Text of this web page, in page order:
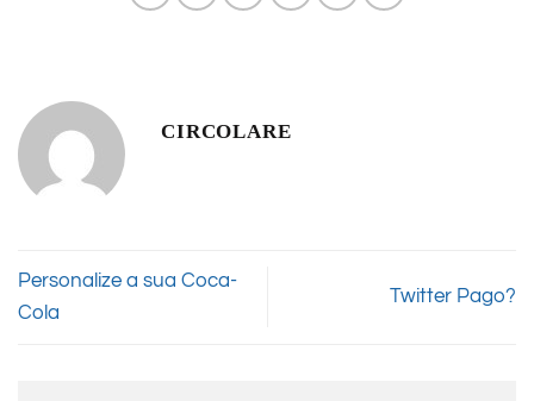
CIRCOLARE
Personalize a sua Coca-
Cola
Twitter Pago?